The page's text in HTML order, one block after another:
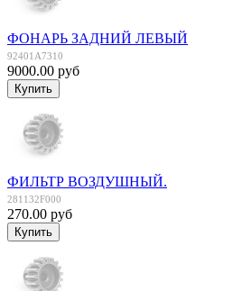
ФОНАРЬ ЗАДНИЙ ЛЕВЫЙ
92401A7310
9000.00 руб
ФИЛЬТР ВОЗДУШНЫЙ.
281132F000
270.00 руб